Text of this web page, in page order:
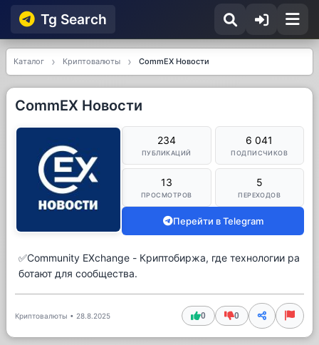
Tg Searсh
Каталог Криптовалюты CommEX Новости
CommEX Новости
234
ПУБЛИКАЦИЙ
6 041
ПОДПИСЧИКОВ
13
ПРОСМОТРОВ
5
ПЕРЕХОДОВ
Перейти в Telegram
✅Community EXchange - Криптобиржа, где технологии ра
ботают для сообщества.
Криптовалюты • 28.8.2025 0 0